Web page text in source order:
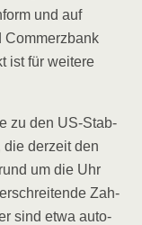
und auf
Com­merz­bank
ist für wei­te­re
zu den US-Sta­b­
die der­zeit den
um die Uhr
Zah­
sind etwa auto­